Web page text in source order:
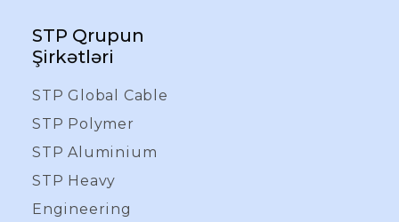
STP Qrupun
Şirkətləri
STP Global Cable
STP Polymer
STP Aluminium
STP Heavy
Engineering